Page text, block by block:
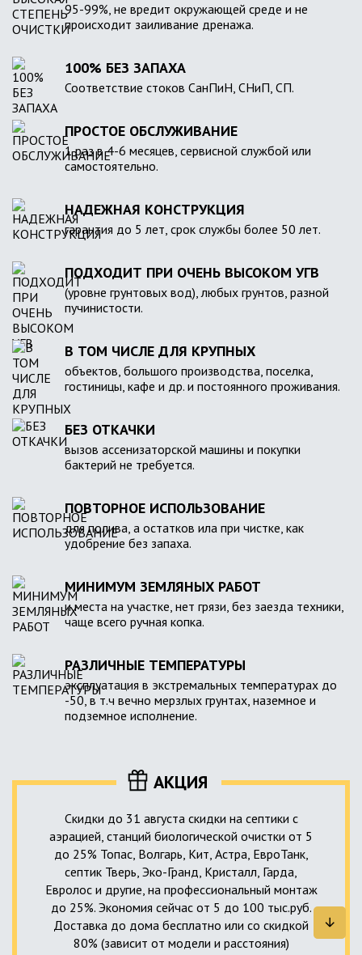
95-99%, не вредит окружающей среде и не
происходит заиливание дренажа.
100% БЕЗ ЗАПАХА
Соответствие стоков СанПиН, СНиП, СП.
ПРОСТОЕ ОБСЛУЖИВАНИЕ
1 раз в 4-6 месяцев, сервисной службой или
самостоятельно.
НАДЕЖНАЯ КОНСТРУКЦИЯ
гарантия до 5 лет, срок службы более 50 лет.
ПОДХОДИТ ПРИ ОЧЕНЬ ВЫСОКОМ УГВ
(уровне грунтовых вод), любых грунтов, разной
пучинистости.
В ТОМ ЧИСЛЕ ДЛЯ КРУПНЫХ
объектов, большого производства, поселка,
гостиницы, кафе и др. и постоянного проживания.
БЕЗ ОТКАЧКИ
вызов ассенизаторской машины и покупки
бактерий не требуется.
ПОВТОРНОЕ ИСПОЛЬЗОВАНИЕ
для полива, а остатков ила при чистке, как
удобрение без запаха.
МИНИМУМ ЗЕМЛЯНЫХ РАБОТ
и места на участке, нет грязи, без заезда техники,
чаще всего ручная копка.
РАЗЛИЧНЫЕ ТЕМПЕРАТУРЫ
эксплуатация в экстремальных температурах до
-50, в т.ч вечно мерзлых грунтах, наземное и
подземное исполнение.
АКЦИЯ
Скидки до 31 августа скидки на септики с
аэрацией, станций биологической очистки от 5
до 25% Топас, Волгарь, Кит, Астра, ЕвроТанк,
септик Тверь, Эко-Гранд, Кристалл, Гарда,
Евролос и другие, на профессиональный монтаж
до 25%. Экономия сейчас от 5 до 100 тыс.руб.
Доставка до дома бесплатно или со скидкой
80% (зависит от модели и расстояния)